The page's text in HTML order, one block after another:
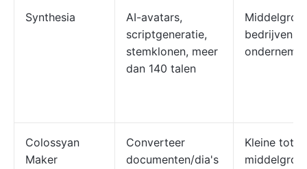
Synthesia
AI-avatars,
scriptgeneratie,
stemklonen, meer
dan 140 talen
Middelgrote
bedrijven,
Colossyan
Maker
Converteer
documenten/dia's
Kleine tot
middelgrote